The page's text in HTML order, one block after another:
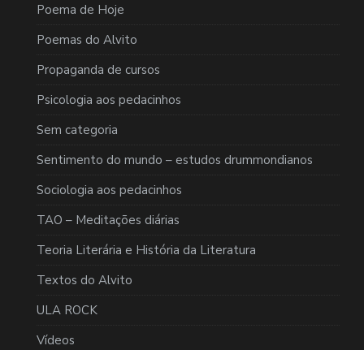
Poema de Hoje
Poemas do Alvito
Propaganda de cursos
Psicologia aos pedacinhos
Sem categoria
Sentimento do mundo – estudos drummondianos
Sociologia aos pedacinhos
TAO – Meditações diárias
Teoria Literária e História da Literatura
Textos do Alvito
ULA ROCK
Vídeos